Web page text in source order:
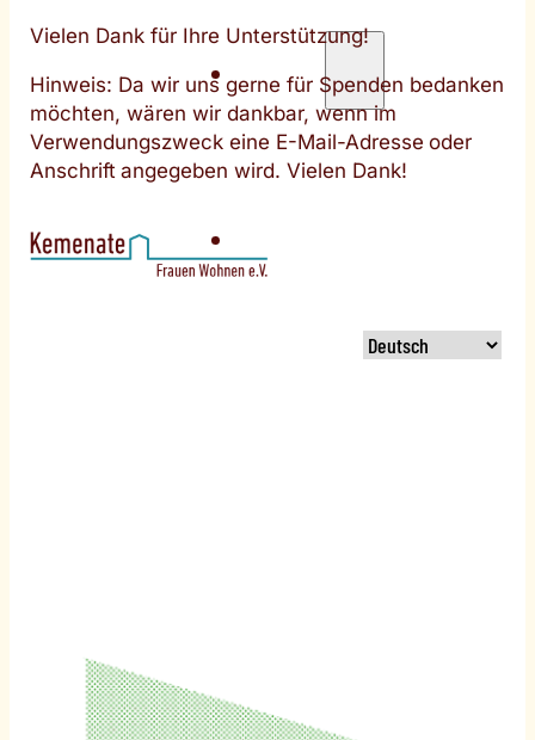
Spenden
Spendenkonto
Sachspenden
Vielen Dank für Ihre Unterstützung!
Hinweis: Da wir uns gerne für Spenden bedanken
möchten, wären wir dankbar, wenn im
Verwendungszweck eine E-Mail-Adresse oder
Anschrift angegeben wird. Vielen Dank!